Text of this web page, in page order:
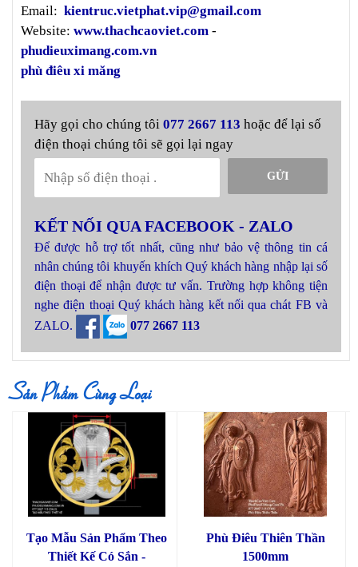
Email: kientruc.vietphat.vip@gmail.com
Website: www.thachcaoviet.com -
phudieuximang.com.vn
phù điêu xi măng
Hãy gọi cho chúng tôi 077 2667 113 hoặc để lại số
điện thoại chúng tôi sẽ gọi lại ngay
GỬI
KẾT NỐI QUA FACEBOOK - ZALO
Để được hỗ trợ tốt nhất, cũng như bảo vệ thông tin cá
nhân chúng tôi khuyến khích Quý khách hàng nhập lại số
điện thoại để nhận được tư vấn. Trường hợp không tiện
nghe điện thoại Quý khách hàng kết nối qua chát FB và
ZALO.
077 2667 113
Sản Phẩm Cùng Loại
Tạo Mẫu Sản Phẩm Theo
Thiết Kế Có Sắn -
Phù Điêu Thiên Thần
1500mm